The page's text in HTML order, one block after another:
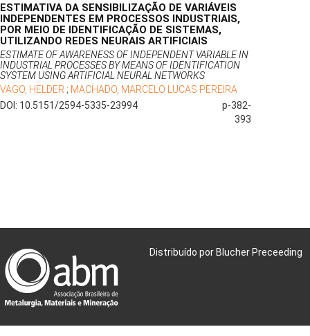
ESTIMATIVA DA SENSIBILIZAÇÃO DE VARIÁVEIS
INDEPENDENTES EM PROCESSOS INDUSTRIAIS,
POR MEIO DE IDENTIFICAÇÃO DE SISTEMAS,
UTILIZANDO REDES NEURAIS ARTIFICIAIS
ESTIMATE OF AWARENESS OF INDEPENDENT VARIABLE IN
INDUSTRIAL PROCESSES BY MEANS OF IDENTIFICATION
SYSTEM USING ARTIFICIAL NEURAL NETWORKS
VAGO, HELDER ; MACHADO, MARCELO LUCAS PEREIRA
DOI: 10.5151/2594-5335-23994
p-382-
393
Distribuído por Blucher Preceeding